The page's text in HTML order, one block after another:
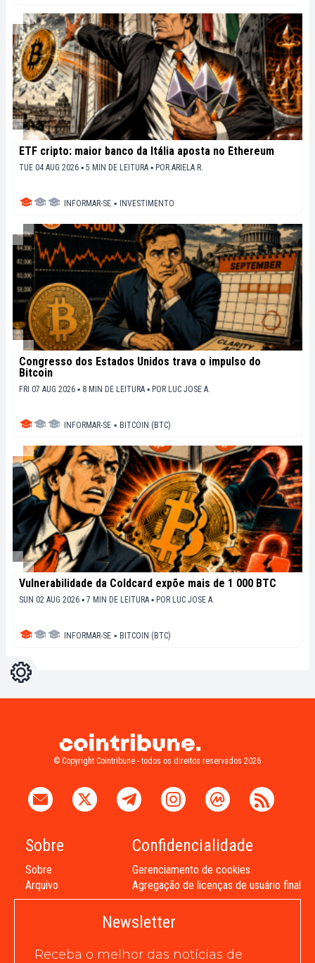
ETF cripto: maior banco da Itália aposta no Ethereum
TUE 04 AUG 2026 ▪ 5 MIN DE LEITURA ▪ POR ARIELA R.
INFORMAR-SE ▪ INVESTIMENTO
Congresso dos Estados Unidos trava o impulso do
Bitcoin
FRI 07 AUG 2026 ▪ 8 MIN DE LEITURA ▪ POR LUC JOSE A.
INFORMAR-SE ▪ BITCOIN (BTC)
Vulnerabilidade da Coldcard expõe mais de 1 000 BTC
SUN 02 AUG 2026 ▪ 7 MIN DE LEITURA ▪ POR LUC JOSE A.
INFORMAR-SE ▪ BITCOIN (BTC)
Configurações
© Copyright Cointribune - todos os direitos reservados 2026
Sobre
Sobre
Arquivo
Confidencialidade
Gerenciamento de cookies
Agregação de licenças de usuário final
Newsletter
Receba o melhor das notícias de